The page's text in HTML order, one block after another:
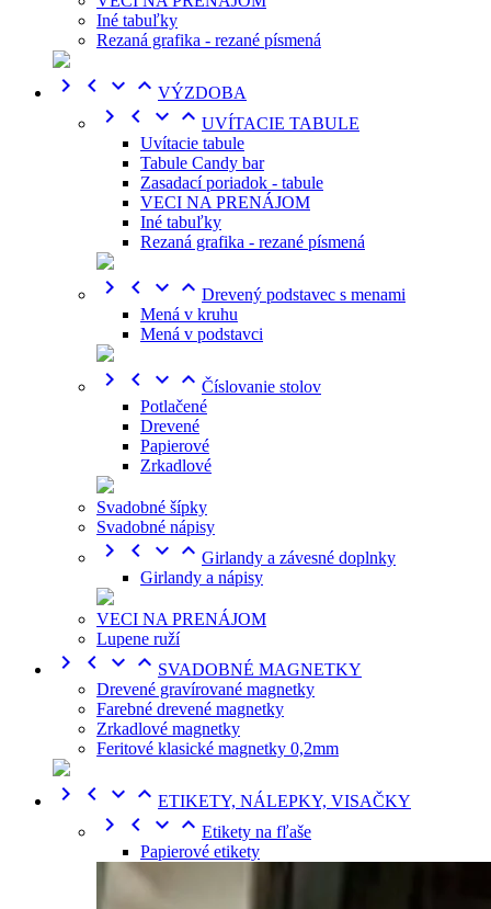
Iné tabuľky
Rezaná grafika - rezané písmená
    VÝZDOBA
    UVÍTACIE TABULE
Uvítacie tabule
Tabule Candy bar
Zasadací poriadok - tabule
VECI NA PRENÁJOM
Iné tabuľky
Rezaná grafika - rezané písmená
    Drevený podstavec s menami
Mená v kruhu
Mená v podstavci
    Číslovanie stolov
Potlačené
Drevené
Papierové
Zrkadlové
Svadobné šípky
Svadobné nápisy
    Girlandy a závesné doplnky
Girlandy a nápisy
VECI NA PRENÁJOM
Lupene ruží
    SVADOBNÉ MAGNETKY
Drevené gravírované magnetky
Farebné drevené magnetky
Zrkadlové magnetky
Feritové klasické magnetky 0,2mm
    ETIKETY, NÁLEPKY, VISAČKY
    Etikety na fľaše
Papierové etikety